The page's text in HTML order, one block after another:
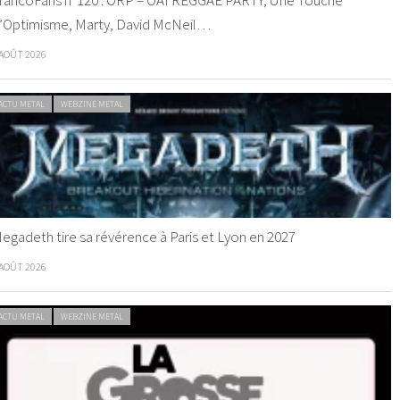
Marty, David McNeil…
2026
METAL WEBZINE METAL
tire sa révérence à Paris et Lyon en 2027
2026
METAL WEBZINE METAL